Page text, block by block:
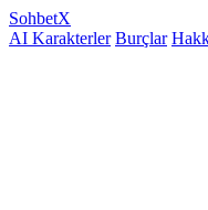
SohbetX
AI Karakterler Burçlar